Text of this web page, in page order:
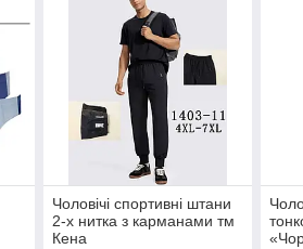
Чоловічі спортивні штани
2-х нитка з карманами тм
Кена